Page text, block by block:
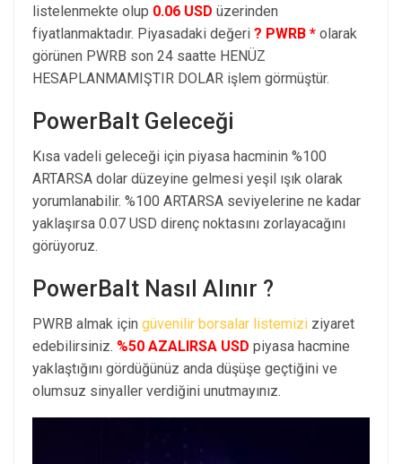
listelenmekte olup 0.06 USD üzerinden
fiyatlanmaktadır. Piyasadaki değeri ? PWRB * olarak
görünen PWRB son 24 saatte HENÜZ
HESAPLANMAMIŞTIR DOLAR işlem görmüştür.
PowerBalt Geleceği
Kısa vadeli geleceği için piyasa hacminin %100
ARTARSA dolar düzeyine gelmesi yeşil ışık olarak
yorumlanabilir. %100 ARTARSA seviyelerine ne kadar
yaklaşırsa 0.07 USD direnç noktasını zorlayacağını
görüyoruz.
PowerBalt Nasıl Alınır ?
PWRB almak için güvenilir borsalar listemizi ziyaret
edebilirsiniz. %50 AZALIRSA USD piyasa hacmine
yaklaştığını gördüğünüz anda düşüşe geçtiğini ve
olumsuz sinyaller verdiğini unutmayınız.